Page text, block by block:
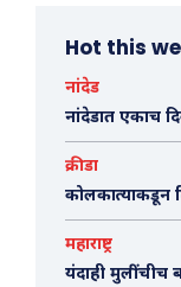
Hot this
नांदेड
नांदेडात एकाच
क्रीडा
कोलकात्याकडून
महाराष्ट्र
यंदाही मुलींचीच